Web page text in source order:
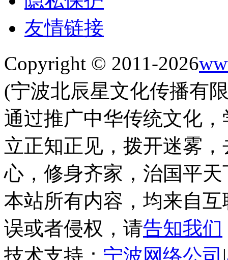
友情链接
Copyright © 2011-2026
(宁波北辰星文化传播有
通过推广中华传统文化
立正知正见，拨开迷雾
心，修身齐家，治国平天
本站所有内容，均来自
误或者侵权，请告知我们